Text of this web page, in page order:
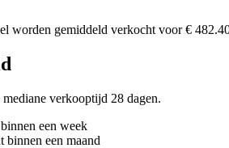
worden gemiddeld verkocht voor €
verkooptijd 28 dagen.
een week
een maand